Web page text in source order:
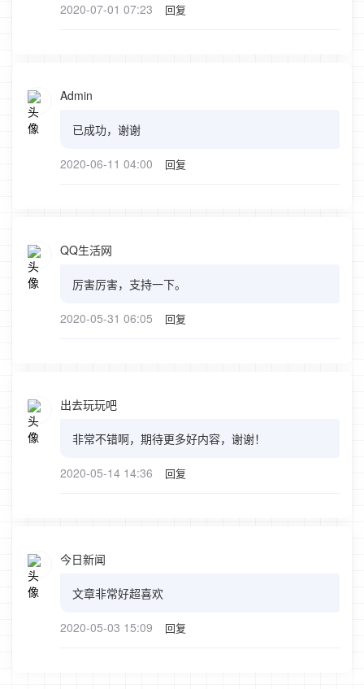
2020-07-01 07:23 回复
Admin
已成功，谢谢
2020-06-11 04:00 回复
QQ生活网
厉害厉害，支持一下。
2020-05-31 06:05 回复
出去玩玩吧
非常不错啊，期待更多好内容，谢谢！
2020-05-14 14:36 回复
今日新闻
文章非常好超喜欢
2020-05-03 15:09 回复